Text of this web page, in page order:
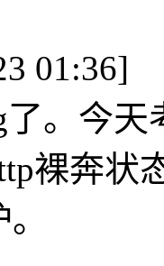
01:36]
。今天
裸奔状